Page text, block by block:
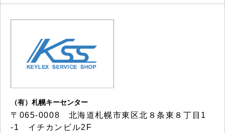
（有）札幌キーセンター
〒065-0008 北海道札幌市東区北８条東８丁目1
-1 イチカンビル2F